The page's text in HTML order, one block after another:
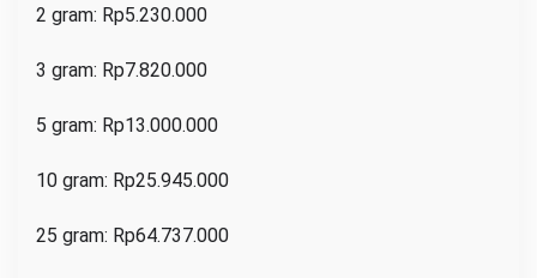
2 gram: Rp5.230.000
3 gram: Rp7.820.000
5 gram: Rp13.000.000
10 gram: Rp25.945.000
25 gram: Rp64.737.000